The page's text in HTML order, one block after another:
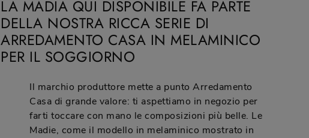
LA MADIA QUI DISPONIBILE FA PARTE
DELLA NOSTRA RICCA SERIE DI
ARREDAMENTO CASA IN MELAMINICO
PER IL SOGGIORNO
Il marchio produttore mette a punto Arredamento
Casa di grande valore: ti aspettiamo in negozio per
farti toccare con mano le composizioni più belle. Le
Madie, come il modello in melaminico mostrato in